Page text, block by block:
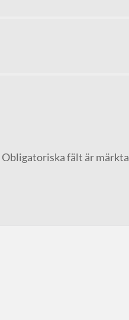
Obligatoriska fält är märkta